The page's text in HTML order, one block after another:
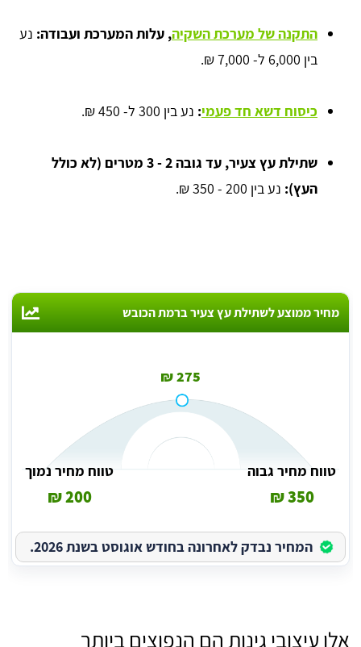
התקנה של מערכת השקיה, עלות המערכת ועבודה: נע
בין 6,000 ל- 7,000 ₪.
כיסוח דשא חד פעמי: נע בין 300 ל- 450 ₪.
שתילת עץ צעיר,
עד גובה 2 - 3 מטרים (לא כולל
העץ): נע בין 200 - 350 ₪.
מחיר ממוצע לשתילת עץ צעיר ברמת הכובש
275 ₪
טווח מחיר גבוה
350 ₪
טווח מחיר נמוך
200 ₪
המחיר נבדק לאחרונה בחודש אוגוסט בשנת 2026.
אלו עיצובי גינות הם הנפוצים ביותר